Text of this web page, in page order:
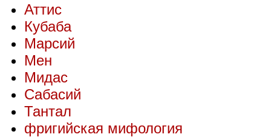
Аттис
Кубаба
Марсий
Мен
Мидас
Сабасий
Тантал
фригийская мифология